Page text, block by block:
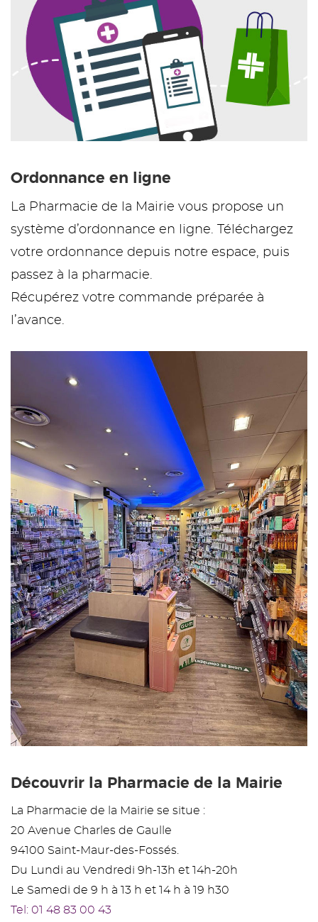
Ordonnance en ligne
La Pharmacie de la Mairie vous propose un
système d’ordonnance en ligne. Téléchargez
votre ordonnance depuis notre espace, puis
passez à la pharmacie.
Récupérez votre commande préparée à
l’avance.
Découvrir la Pharmacie de la Mairie
La Pharmacie de la Mairie se situe :
20 Avenue Charles de Gaulle
94100 Saint-Maur-des-Fossés.
Du Lundi au Vendredi 9h-13h et 14h-20h
Le Samedi de 9 h à 13 h et 14 h à 19 h30
Tel: 01 48 83 00 43